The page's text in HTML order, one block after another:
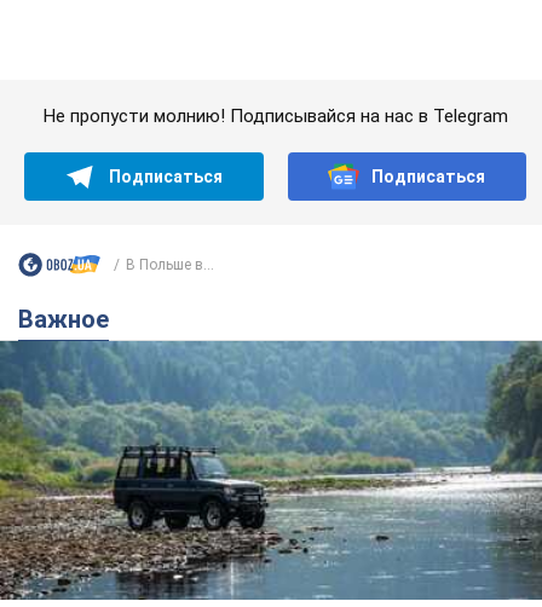
Значительные штрафы и специальные
полигоны: как проблему джипинга решают за
границей
Украине не помешает взять пример со стран Европы
8.08.2026 05:10 2,3 т.
В Прикарпатье после аномальной
жары прошел сильный ливень:
дороги превратились в реки. Видео